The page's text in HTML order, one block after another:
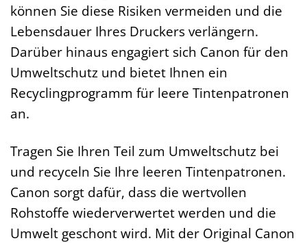
können Sie diese Risiken vermeiden und die
Lebensdauer Ihres Druckers verlängern.
Darüber hinaus engagiert sich Canon für den
Umweltschutz und bietet Ihnen ein
Recyclingprogramm für leere Tintenpatronen
an.
Tragen Sie Ihren Teil zum Umweltschutz bei
und recyceln Sie Ihre leeren Tintenpatronen.
Canon sorgt dafür, dass die wertvollen
Rohstoffe wiederverwertet werden und die
Umwelt geschont wird. Mit der Original Canon